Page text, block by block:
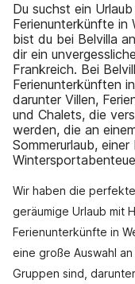
Du suchst ein
Ferienunterkünfte in
bist du bei Belvilla
dir ein
Frankreich. Bei
Ferienunterkünften
darunter Villen,
und Chalets, die
werden, die an
Sommerurlaub,
Wir haben die
geräumige Urlaub mit
Ferienunterkünfte in
eine große Auswahl
Gruppen sind,